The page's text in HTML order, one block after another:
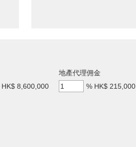
HK$ 8,600,000
地產代理佣金
% HK$ 215,000